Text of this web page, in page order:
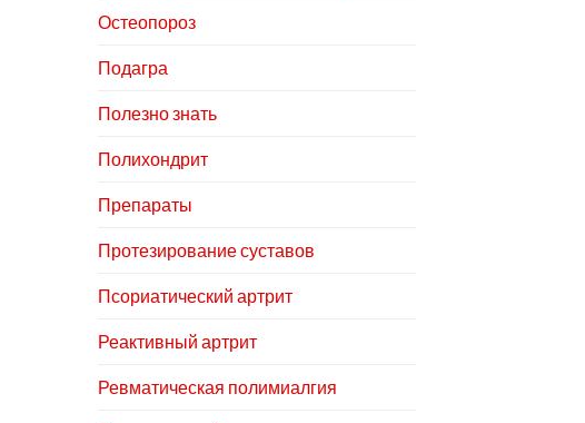
Остеопороз
Подагра
Полезно знать
Полихондрит
Препараты
Протезирование суставов
Псориатический артрит
Реактивный артрит
Ревматическая полимиалгия